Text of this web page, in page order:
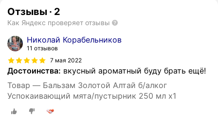
Отзывы · 2
Как Яндекс проверяет отзывы
Николай Корабельников
11 отзывов
7 мая 2022
Достоинства: вкусный ароматный буду брать ещё!
Товар — Бальзам Золотой Алтай б/алког
Успокаивающий мята/пустырник 250 мл x1